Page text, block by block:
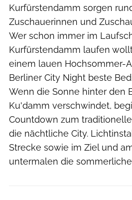
Kurfürstendamm sorgen
Zuschauerinnen und
Wer schon immer im
Kurfürstendamm laufen
einem lauen Hochsommer-
Berliner City Night beste
Wenn die Sonne hinter den
Ku'damm verschwindet,
Countdown zum
die nächtliche City.
Strecke sowie im Ziel und
untermalen die